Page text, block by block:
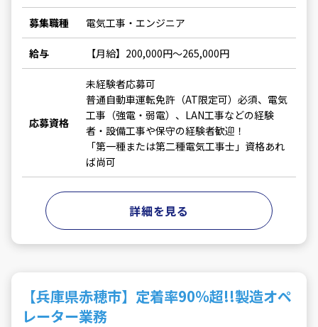
募集職種 電気工事・エンジニア
給与 【月給】200,000円～265,000円
応募資格
未経験者応募可
普通自動車運転免許（AT限定可）必須、電気
工事（強電・弱電）、LAN工事などの経験
者・設備工事や保守の経験者歓迎！
「第一種または第二種電気工事士」資格あれ
ば尚可
詳細を見る
【兵庫県赤穂市】定着率90％超!!製造オペ
レーター業務